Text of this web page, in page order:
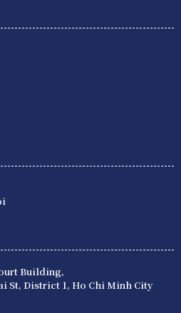
Building,
St, District 1, Ho Chi Minh City